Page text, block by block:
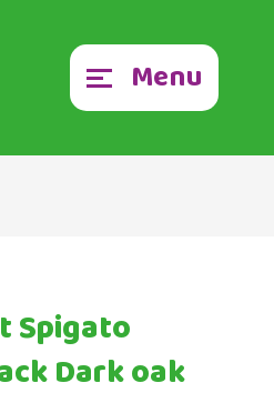
Menu
Spigato
Dark oak